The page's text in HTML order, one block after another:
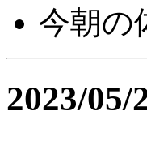
今朝の
2023/05/